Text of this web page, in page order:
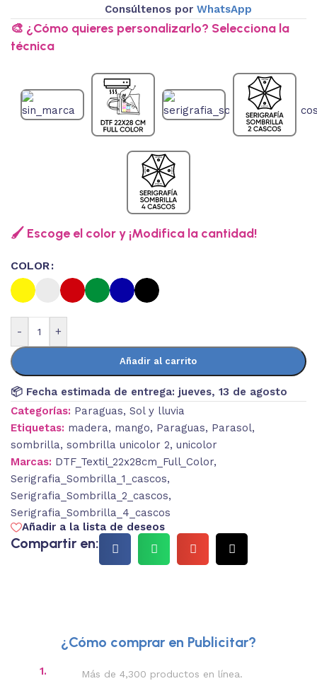
Consúltenos por WhatsApp
🎨 ¿Cómo quieres personalizarlo? Selecciona la
técnica
🖌️ Escoge el color y ¡Modifica la cantidad!
COLOR
- +
Añadir al carrito
📦 Fecha estimada de entrega: jueves, 13 de agosto
Categorías: Paraguas, Sol y lluvia
Etiquetas: madera, mango, Paraguas, Parasol,
sombrilla, sombrilla unicolor 2, unicolor
Marcas: DTF_Textil_22x28cm_Full_Color,
Serigrafia_Sombrilla_1_cascos,
Serigrafia_Sombrilla_2_cascos,
Serigrafia_Sombrilla_4_cascos
Añadir a la lista de deseos
Compartir en:
¿Cómo comprar en Publicitar?
1. Más de 4,300 productos en línea.